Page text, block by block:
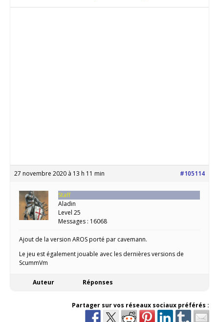
27 novembre 2020 à 13 h 11 min #105114
Staff
Aladin
Level 25
Messages : 16068
Ajout de la version AROS porté par cavemann.
Le jeu est également jouable avec les dernières versions de
ScummVm
Auteur Réponses
Partager sur vos réseaux sociaux préférés :